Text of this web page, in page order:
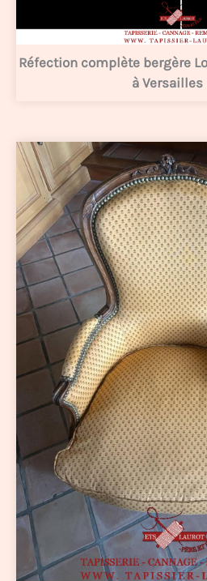
Réfection complète bergère
à Versailles